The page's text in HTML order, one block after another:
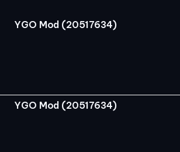
YGO Mod (20517634)
YGO Mod (20517634)